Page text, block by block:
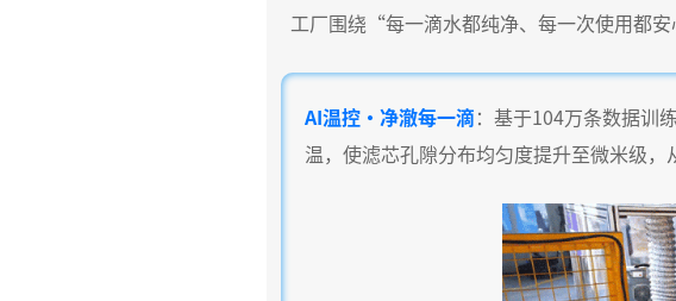
工厂围绕“每一滴水都纯净、每一次使用都
AI温控·净澈每一滴：基于104万条数据训
温，使滤芯孔隙分布均匀度提升至微米级，